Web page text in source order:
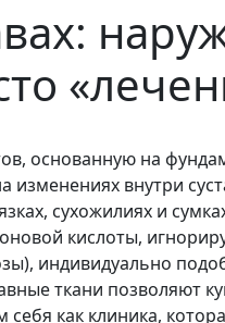
основанную на
внутри
сухожилиях и
кислоты,
индивидуально
ткани позволяют
как клиника,